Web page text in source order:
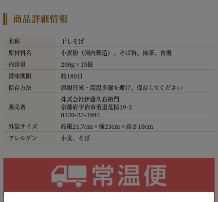
商品詳細情報
名称
干しそば
原材料名
小麦粉（国内製造）、そば粉、抹茶、食塩
内容量
200g×15袋
賞味期限
約180日
保存方法
直射日光・高温多湿を避け、保存してください
販売者
株式会社伊藤久右衛門
京都府宇治市莵道荒槙19-3
0120-27-3993
外装サイズ
約縦21.7cm×横23cm×高さ10cm
アレルゲン
小麦、そば